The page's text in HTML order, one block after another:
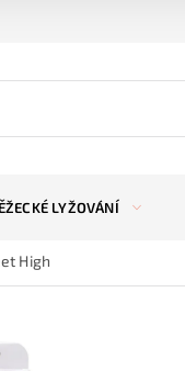
LYŽOVÁNÍ
High